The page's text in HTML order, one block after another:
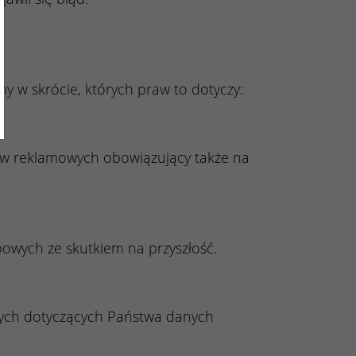
w skrócie, których praw to dotyczy:
reklamowych obowiązujący także na
ze skutkiem na przyszłość.
dotyczących Państwa danych